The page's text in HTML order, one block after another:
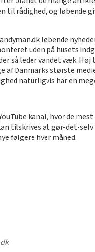
til rådighed, og løbende
løbende
uden på husets
leder vandet væk. Høj
Danmarks største
naturligvis har en
kanal, hvor de
tilskrives at gør-det-selv
følgere hver måned.